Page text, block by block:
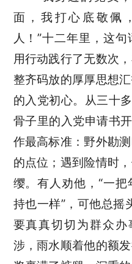
面，我打心底敬佩，
人 ！”十二年里，这
用行动践行了无数次
整齐码放的厚厚思想
的入党初心。从三十
骨子里的 入党申请书
作最高标准：野外勘
的点位；遇到险情时
缨。有人劝他，“一
持也一样”，可他总摇
要真真切切为群众办
涉，雨水顺着他的额